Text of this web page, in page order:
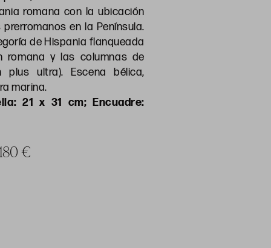
romana con la ubicación
en la Península.
de Hispania flanqueada
romana y las columnas de
plus ultra). Escena bélica,
marina.
21 x 31 cm; Encuadre:
€